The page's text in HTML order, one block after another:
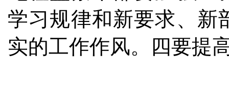
学习规律和新要求、新
实的工作作风。四要提